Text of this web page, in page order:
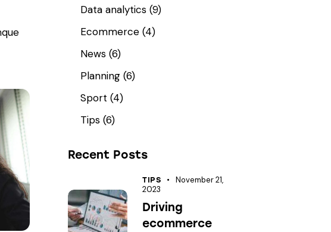
Data analytics(9)
Ecommerce(4)
News(6)
Planning(6)
Sport (4)
Tips(6)
Recent Posts
TIPS
November 21,
2023
Driving
ecommerce